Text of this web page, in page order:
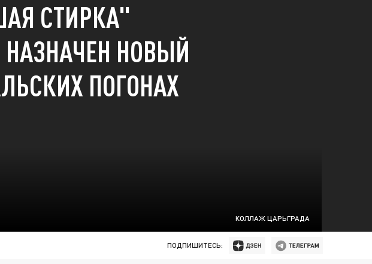
КОЛЛАЖ ЦАРЬГРАДА
СТИРКА"
НОВЫЙ
ПОГОНАХ
ПОДПИШИТЕСЬ: